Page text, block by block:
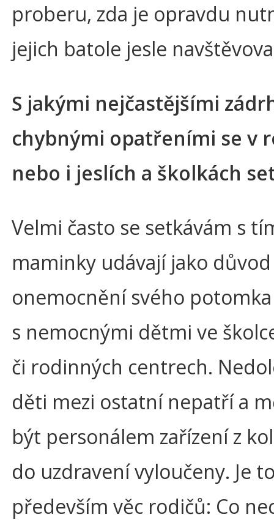
proberu, zda je opravdu
jejich batole jesle
S jakými nejčastějšími
chybnými opatřeními se v
nebo i jeslích a školkách
Velmi často se setkávám s
maminky udávají jako důvod
onemocnění svého
s nemocnými dětmi ve
či rodinných centrech.
děti mezi ostatní nepatří a
být personálem zařízení z
do uzdravení vyloučeny. Je
především věc rodičů: Co